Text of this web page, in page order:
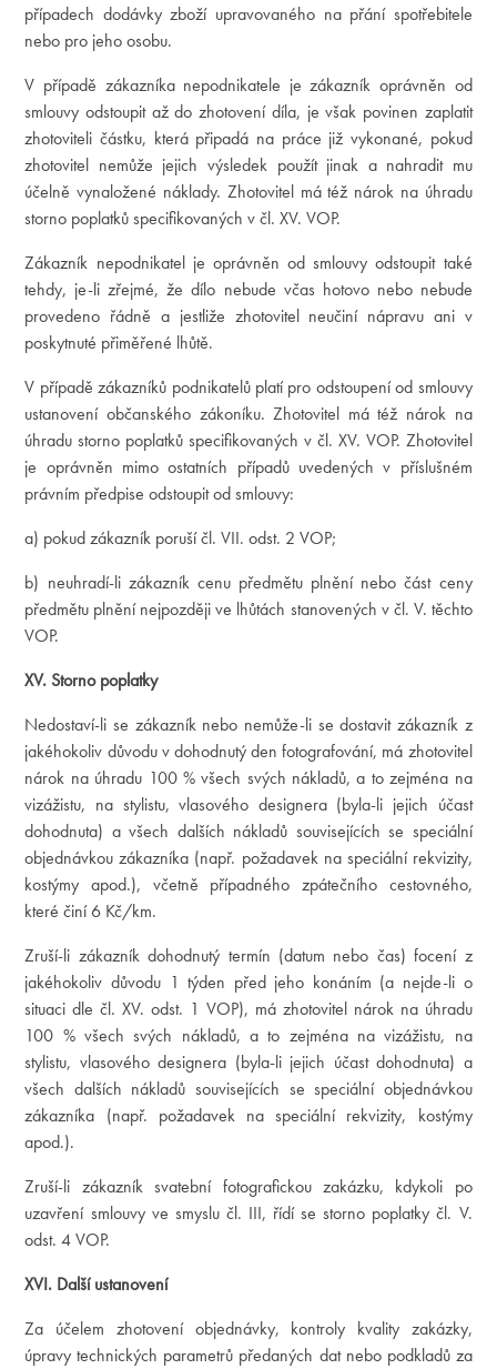
případech dodávky zboží upravovaného na přání spotřebitele
nebo pro jeho osobu.
V případě zákazníka nepodnikatele je zákazník oprávněn od
smlouvy odstoupit až do zhotovení díla, je však povinen zaplatit
zhotoviteli částku, která připadá na práce již vykonané, pokud
zhotovitel nemůže jejich výsledek použít jinak a nahradit mu
účelně vynaložené náklady. Zhotovitel má též nárok na úhradu
storno poplatků specifikovaných v čl. XV. VOP.
Zákazník nepodnikatel je oprávněn od smlouvy odstoupit také
tehdy, je-li zřejmé, že dílo nebude včas hotovo nebo nebude
provedeno řádně a jestliže zhotovitel neučiní nápravu ani v
poskytnuté přiměřené lhůtě.
V případě zákazníků podnikatelů platí pro odstoupení od smlouvy
ustanovení občanského zákoníku. Zhotovitel má též nárok na
úhradu storno poplatků specifikovaných v čl. XV. VOP. Zhotovitel
je oprávněn mimo ostatních případů uvedených v příslušném
právním předpise odstoupit od smlouvy:
a) pokud zákazník poruší čl. VII. odst. 2 VOP;
b) neuhradí-li zákazník cenu předmětu plnění nebo část ceny
předmětu plnění nejpozději ve lhůtách stanovených v čl. V. těchto
VOP.
XV. Storno poplatky
Nedostaví-li se zákazník nebo nemůže-li se dostavit zákazník z
jakéhokoliv důvodu v dohodnutý den fotografování, má zhotovitel
nárok na úhradu 100 % všech svých nákladů, a to zejména na
vizážistu, na stylistu, vlasového designera (byla-li jejich účast
dohodnuta) a všech dalších nákladů souvisejících se speciální
objednávkou zákazníka (např. požadavek na speciální rekvizity,
kostýmy apod.), včetně případného zpátečního cestovného,
které činí 6 Kč/km.
Zruší-li zákazník dohodnutý termín (datum nebo čas) focení z
jakéhokoliv důvodu 1 týden před jeho konáním (a nejde-li o
situaci dle čl. XV. odst. 1 VOP), má zhotovitel nárok na úhradu
100 % všech svých nákladů, a to zejména na vizážistu, na
stylistu, vlasového designera (byla-li jejich účast dohodnuta) a
všech dalších nákladů souvisejících se speciální objednávkou
zákazníka (např. požadavek na speciální rekvizity, kostýmy
apod.).
Zruší-li zákazník svatební fotografickou zakázku, kdykoli po
uzavření smlouvy ve smyslu čl. III, řídí se storno poplatky čl. V.
odst. 4 VOP.
XVI. Další ustanovení
Za účelem zhotovení objednávky, kontroly kvality zakázky,
úpravy technických parametrů předaných dat nebo podkladů za